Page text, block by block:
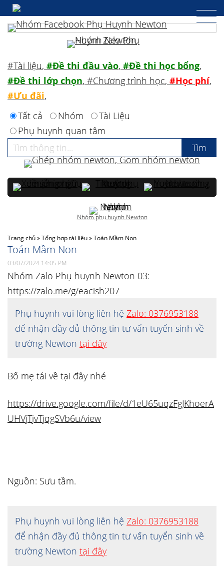
Trang chủ»Tổng hợp tài liệu»Toán Mầm Non
Toán Mầm Non
03/07/2024 14:05 PM
Nhóm Zalo Phụ huynh Newton 03:
https://zalo.me/g/eacish207
Phụ huynh vui lòng liên hệ Zalo: 0376953188
để nhận đầy đủ thông tin tư vấn tuyển sinh về
trường Newton tại đây
Bố mẹ tải về tại đây nhé
https://drive.google.com/file/d/1eU65uqzFgJKhoerA
UHVjTjvTjqgSVb6u/view
Nguồn: Sưu tầm.
Phụ huynh vui lòng liên hệ Zalo: 0376953188
để nhận đầy đủ thông tin tư vấn tuyển sinh về
trường Newton tại đây
#Tài liệu, #Đề thi đầu vào, #Đề thi học bổng,
#Đề thi lớp chọn, #Chương trình học, #Học phí,
#Ưu đãi,
Tất cả
Nhóm
Tài Liệu
Phụ huynh quan tâm
Nhóm phụ huynh Newton